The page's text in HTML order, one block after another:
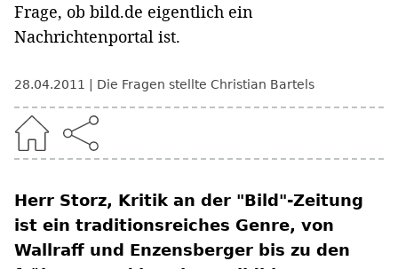
Frage, ob bild.de eigentlich ein
Nachrichtenportal ist.
28.04.2011 Die Fragen stellte Christian Bartels
Herr Storz, Kritik an der "Bild"-Zeitung
ist ein traditionsreiches Genre, von
Wallraff und Enzensberger bis zu den